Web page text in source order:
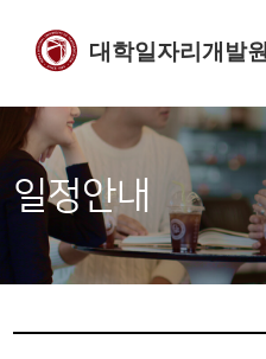
대학일자리개발원
일정안내